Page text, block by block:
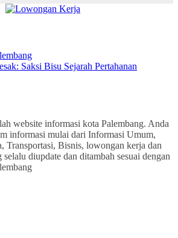
Saksi Bisu Sejarah Pertahanan
website informasi kota Palembang. Anda
informasi mulai dari Informasi Umum,
Transportasi, Bisnis, lowongan kerja dan
diupdate dan ditambah sesuai dengan